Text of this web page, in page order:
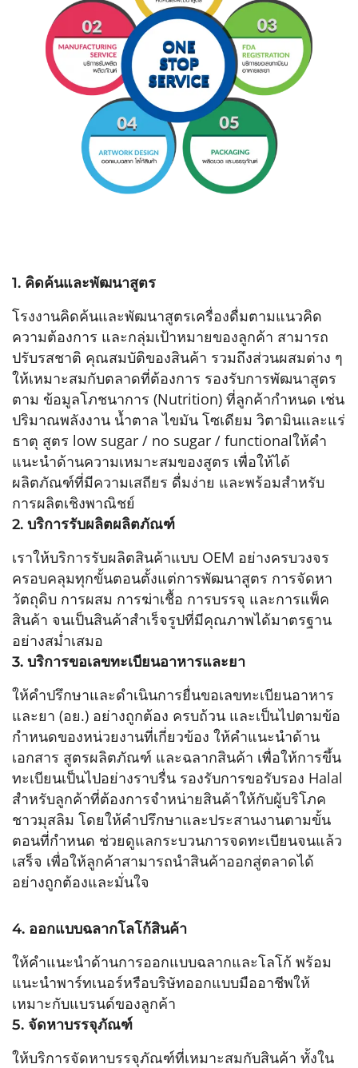
1. คิดค้นและพัฒนาสูตร
โรงงานคิดค้นและพัฒนาสูตรเครื่องดื่มตามแนวคิด
ความต้องการ และกลุ่มเป้าหมายของลูกค้า สามารถ
ปรับรสชาติ คุณสมบัติของสินค้า รวมถึงส่วนผสมต่าง ๆ
ให้เหมาะสมกับตลาดที่ต้องการ รองรับการพัฒนาสูตร
ตาม ข้อมูลโภชนาการ (Nutrition) ที่ลูกค้ากำหนด เช่น
ปริมาณพลังงาน น้ำตาล ไขมัน โซเดียม วิตามินและแร่
ธาตุ สูตร low sugar / no sugar / functionalให้คำ
แนะนำด้านความเหมาะสมของสูตร เพื่อให้ได้
ผลิตภัณฑ์ที่มีความเสถียร ดื่มง่าย และพร้อมสำหรับ
การผลิตเชิงพาณิชย์
2. บริการรับผลิตผลิตภัณฑ์
เราให้บริการรับผลิตสินค้าแบบ OEM อย่างครบวงจร
ครอบคลุมทุกขั้นตอนตั้งแต่การพัฒนาสูตร การจัดหา
วัตถุดิบ การผสม การฆ่าเชื้อ การบรรจุ และการแพ็ค
สินค้า จนเป็นสินค้าสำเร็จรูปที่มีคุณภาพได้มาตรฐาน
อย่างสม่ำเสมอ
3. บริการขอเลขทะเบียนอาหารและยา
ให้คำปรึกษาและดำเนินการยื่นขอเลขทะเบียนอาหาร
และยา (อย.) อย่างถูกต้อง ครบถ้วน และเป็นไปตามข้อ
กำหนดของหน่วยงานที่เกี่ยวข้อง ให้คำแนะนำด้าน
เอกสาร สูตรผลิตภัณฑ์ และฉลากสินค้า เพื่อให้การขึ้น
ทะเบียนเป็นไปอย่างราบรื่น รองรับการขอรับรอง Halal
สำหรับลูกค้าที่ต้องการจำหน่ายสินค้าให้กับผู้บริโภค
ชาวมุสลิม โดยให้คำปรึกษาและประสานงานตามขั้น
ตอนที่กำหนด ช่วยดูแลกระบวนการจดทะเบียนจนแล้ว
เสร็จ เพื่อให้ลูกค้าสามารถนำสินค้าออกสู่ตลาดได้
อย่างถูกต้องและมั่นใจ
4. ออกแบบฉลากโลโก้สินค้า
ให้คำแนะนำด้านการออกแบบฉลากและโลโก้ พร้อม
แนะนำพาร์ทเนอร์หรือบริษัทออกแบบมืออาชีพให้
เหมาะกับแบรนด์ของลูกค้า
5. จัดหาบรรจุภัณฑ์
ให้บริการจัดหาบรรจุภัณฑ์ที่เหมาะสมกับสินค้า ทั้งใน